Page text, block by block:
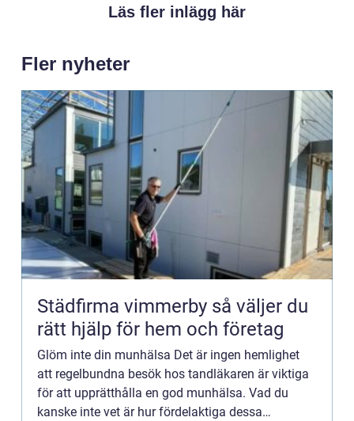
Läs fler inlägg här
Fler nyheter
Städfirma vimmerby så väljer du
rätt hjälp för hem och företag
Glöm inte din munhälsa Det är ingen hemlighet
att regelbundna besök hos tandläkaren är viktiga
för att upprätthålla en god munhälsa. Vad du
kanske inte vet är hur fördelaktiga dessa